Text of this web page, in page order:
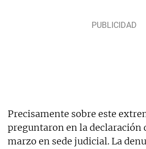
Precisamente sobre este
preguntaron en la declaración
marzo en sede judicial. La